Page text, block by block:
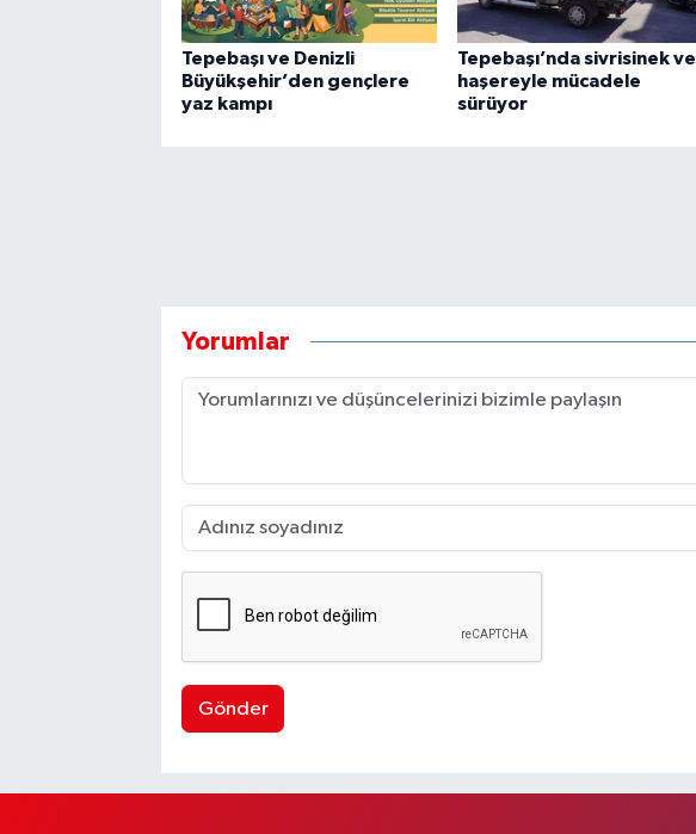
Tepebaşı ve Denizli
Büyükşehir’den gençlere
yaz kampı
Tepebaşı’nda sivrisinek ve
haşereyle mücadele
sürüyor
Yorumlar
Gönder